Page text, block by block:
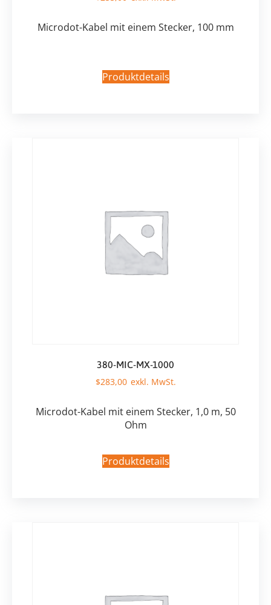
Microdot-Kabel mit einem Stecker, 100 mm
Produktdetails
380-MIC-MX-1000
$283,00
Microdot-Kabel mit einem Stecker, 1,0 m, 50
Ohm
Produktdetails